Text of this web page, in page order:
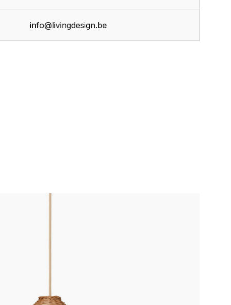
info@livingdesign.be